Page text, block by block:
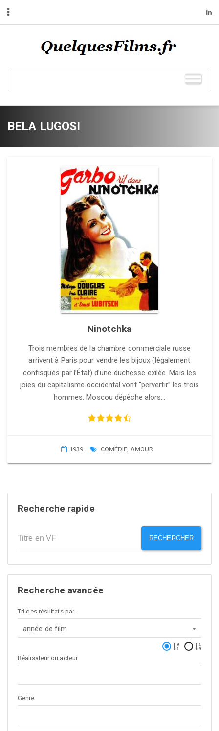
BELA LUGOSI
Ninotchka
Trois membres de la chambre commerciale russe
arrivent à Paris pour vendre les bijoux (légalement
confisqués par l’État) d’une duchesse exilée. Mais les
joies du capitalisme occidental vont “pervertir” les trois
hommes. Moscou dépêche alors…
1939 COMÉDIE, AMOUR
Recherche rapide
RECHERCHER
Recherche avancée
Tri des résultats par...
année de film
Réalisateur ou acteur
Genre